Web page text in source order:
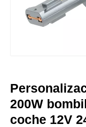
200W
coche 12V